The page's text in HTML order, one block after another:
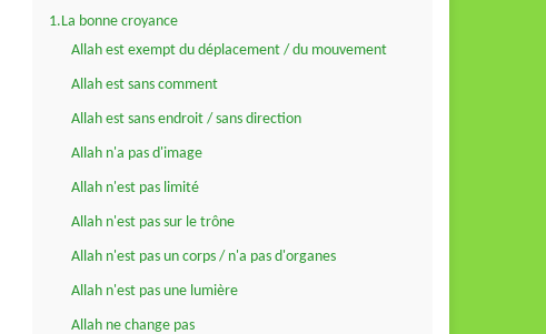
1.La bonne croyance
Allah est exempt du déplacement / du mouvement
Allah est sans comment
Allah est sans endroit / sans direction
Allah n'a pas d'image
Allah n'est pas limité
Allah n'est pas sur le trône
Allah n'est pas un corps / n'a pas d'organes
Allah n'est pas une lumière
Allah ne change pas